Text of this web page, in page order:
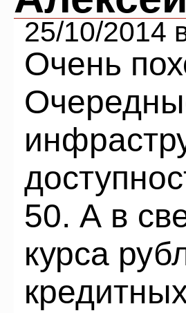
25/10/2014
Очень
50. А в
курса